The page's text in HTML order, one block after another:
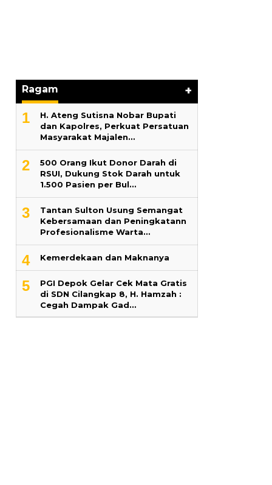
Ragam +
1
H. Ateng Sutisna Nobar Bupati
dan Kapolres, Perkuat Persatuan
Masyarakat Majalen…
2
500 Orang Ikut Donor Darah di
RSUI, Dukung Stok Darah untuk
1.500 Pasien per Bul…
3
‎Tantan Sulton Usung Semangat
Kebersamaan dan Peningkatann
Profesionalisme Warta…
4 Kemerdekaan dan Maknanya
5
PGI Depok Gelar Cek Mata Gratis
di SDN Cilangkap 8, H. Hamzah :
Cegah Dampak Gad…